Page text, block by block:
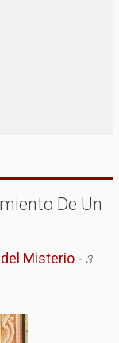
De Un
del Misterio- 3